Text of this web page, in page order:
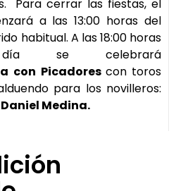
Para cerrar las fiestas, el
a las 13:00 horas del
habitual. A las 18:00 horas
se celebrará
con Picadores con toros
para los novilleros:
Medina.